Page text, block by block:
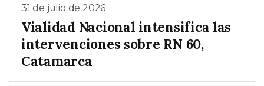
31 de julio de 2026
Vialidad Nacional intensifica las
intervenciones sobre RN 60,
Catamarca